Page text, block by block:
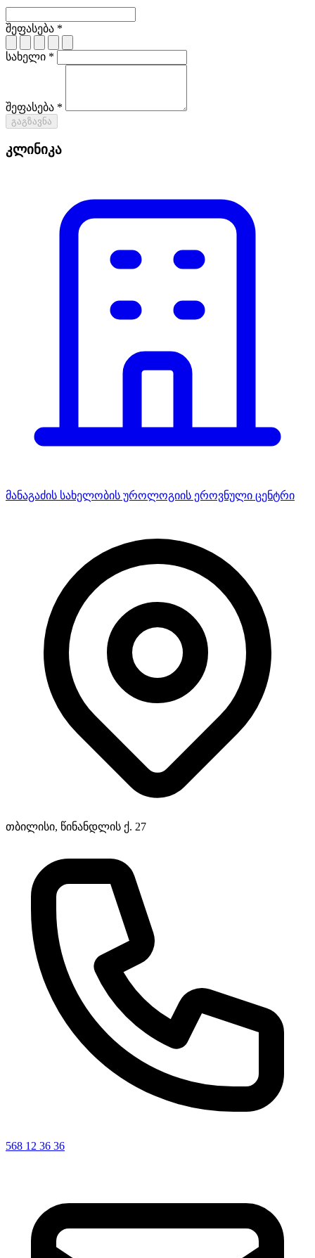
შეფასება *
სახელი *
შეფასება *
გაგზავნა
კლინიკა
მანაგაძის სახელობის უროლოგიის ეროვნული ცენტრი
თბილისი, წინანდლის ქ. 27
568 12 36 36